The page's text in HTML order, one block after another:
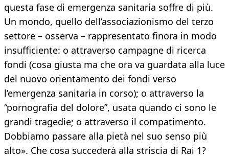
questa fase di emergenza sanitaria soffre di più.
Un mondo, quello dell’associazionismo del terzo
settore – osserva – rappresentato finora in modo
insufficiente: o attraverso campagne di ricerca
fondi (cosa giusta ma che ora va guardata alla luce
del nuovo orientamento dei fondi verso
l’emergenza sanitaria in corso); o attraverso la
“pornografia del dolore”, usata quando ci sono le
grandi tragedie; o attraverso il compatimento.
Dobbiamo passare alla pietà nel suo senso più
alto». Che cosa succederà alla striscia di Rai 1?